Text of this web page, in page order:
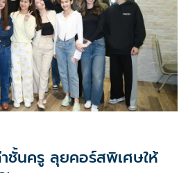
สพิเศษให้